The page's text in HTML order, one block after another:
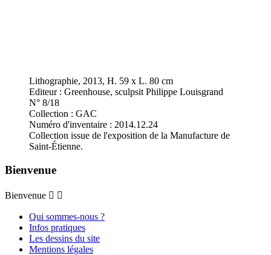
Lithographie, 2013, H. 59 x L. 80 cm
Editeur : Greenhouse, sculpsit Philippe Louisgrand
N° 8/18
Collection : GAC
Numéro d'inventaire : 2014.12.24
Collection issue de l'exposition de la Manufacture de
Saint-Étienne.
Bienvenue
Bienvenue  
Qui sommes-nous ?
Infos pratiques
Les dessins du site
Mentions légales